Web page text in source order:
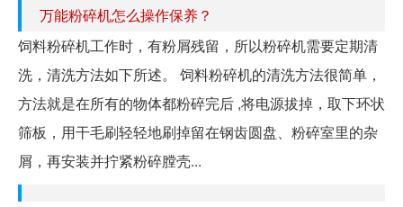
万能粉碎机怎么操作保养？
饲料粉碎机工作时，有粉屑残留，所以粉碎机需要定期清
洗，清洗方法如下所述。 饲料粉碎机的清洗方法很简单，
方法就是在所有的物体都粉碎完后 ,将电源拔掉，取下环状
筛板，用干毛刷轻轻地刷掉留在钢齿圆盘、粉碎室里的杂
屑，再安装并拧紧粉碎膛壳...